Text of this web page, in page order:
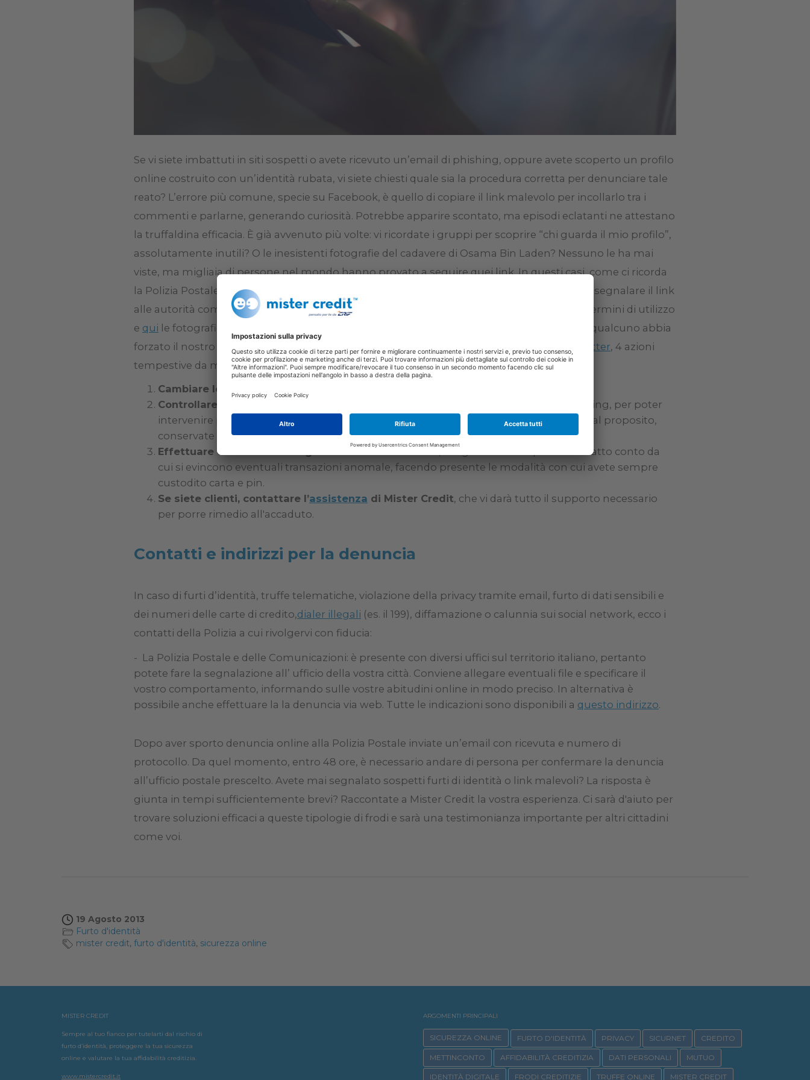
Se vi siete imbattuti in siti sospetti o avete ricevuto un’email di phishing, oppure avete scoperto un profilo
online costruito con un’identità rubata, vi siete chiesti quale sia la procedura corretta per denunciare tale
reato? L’errore più comune, specie su Facebook, è quello di copiare il link malevolo per incollarlo tra i
commenti e parlarne, generando curiosità. Potrebbe apparire scontato, ma episodi eclatanti ne attestano
la truffaldina efficacia. È già avvenuto più volte: vi ricordate i gruppi per scoprire “chi guarda il mio profilo”,
assolutamente inutili? O le inesistenti fotografie del cadavere di Osama Bin Laden? Nessuno le ha mai
viste, ma migliaia di persone nel mondo hanno provato a seguire quei link. In questi casi, come ci ricorda
la Polizia Postale, la scelta migliore è evitare il passaparola online, ma provvedere subito a segnalare il link
alle autorità competenti. Parlando di Facebook,
è possibile segnalare le violazioni dei termini di utilizzo
e qui le fotografie non autorizzate. Nei casi invece più gravi, in cui abbiamo il sospetto che qualcuno abbia
forzato il nostro profilo online, noi di Mister Credit consigliamo, anche nella
nostra newsletter, 4 azioni
tempestive da mettere in pratica:
Cambiare le password
Controllare frequentemente l’estratto conto
, se utilizzate un servizio di home banking, per poter
intervenire prima possibile, segnalando alla banca eventuali transazioni anomale. A tal proposito,
conservate in rubrica il numero diretto della vostra banca per bloccare le carte.
Effettuare denuncia verso ignoti
alle forze dell’ordine, allegando una copia dell’estratto conto da
cui si evincono eventuali transazioni anomale, facendo presente le modalità con cui avete sempre
custodito carta e pin.
Se siete clienti, contattare l’assistenza di Mister Credit, che vi darà tutto il supporto necessario
per porre rimedio all'accaduto.
Contatti e indirizzi per la denuncia
In caso di furti d’identità, truffe telematiche, violazione della privacy tramite email, furto di dati sensibili e
dei numeri delle carte di credito,dialer illegali (es. il 199), diffamazione o calunnia sui social network, ecco i
contatti della Polizia a cui rivolgervi con fiducia:
La Polizia Postale e delle Comunicazioni: è presente con diversi uffici sul territorio italiano, pertanto
potete fare la segnalazione all’ ufficio della vostra città. Conviene allegare eventuali file e specificare il
vostro comportamento, informando sulle vostre abitudini online in modo preciso. In alternativa è
possibile anche effettuare la la denuncia via web. Tutte le indicazioni sono disponibili a questo indirizzo.
Dopo aver sporto denuncia online alla Polizia Postale inviate un’email con ricevuta e numero di
protocollo. Da quel momento, entro 48 ore, è necessario andare di persona per confermare la denuncia
all’ufficio postale prescelto. Avete mai segnalato sospetti furti di identità o link malevoli? La risposta è
giunta in tempi sufficientemente brevi? Raccontate a Mister Credit la vostra esperienza. Ci sarà d'aiuto per
trovare soluzioni efficaci a queste tipologie di frodi e sarà una testimonianza importante per altri cittadini
come voi.
19 Agosto 2013
Furto d'identità
mister credit, furto d'identità, sicurezza online
MISTER CREDIT
Sempre al tuo fianco per tutelarti dal rischio di
furto d’identità, proteggere la tua sicurezza
online e valutare la tua affidabilità creditizia.
www.mistercredit.it
ARGOMENTI PRINCIPALI
SICUREZZA ONLINE FURTO D'IDENTITÀ PRIVACY SICURNET CREDITO
METTINCONTO AFFIDABILITÀ CREDITIZIA DATI PERSONALI MUTUO
IDENTITÀ DIGITALE FRODI CREDITIZIE TRUFFE ONLINE MISTER CREDIT